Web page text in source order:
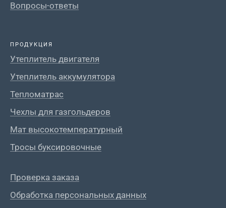
Вопросы-ответы
ПРОДУКЦИЯ
Утеплитель двигателя
Утеплитель аккумулятора
Тепломатрас
Чехлы для газгольдеров
Мат высокотемпературный
Тросы буксировочные
Проверка заказа
Обработка персональных данных